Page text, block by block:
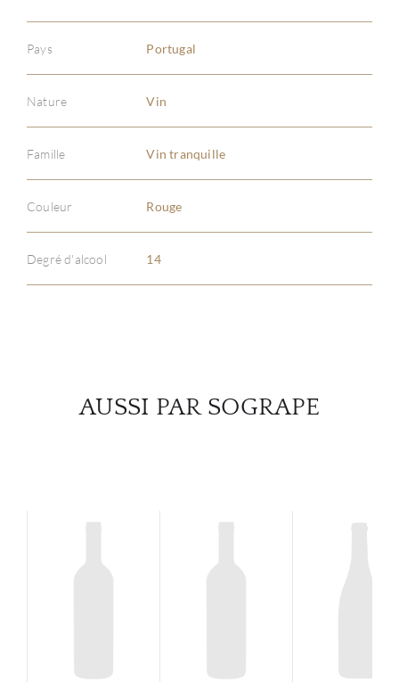
Pays Portugal
Nature Vin
Famille Vin tranquille
Couleur Rouge
Degré d'alcool 14
AUSSI PAR SOGRAPE